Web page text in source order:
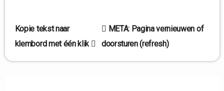
Bericht
navigatie
Kopie tekst naar
klembord met één klik
META: Pagina vernieuwen of
doorsturen (refresh)